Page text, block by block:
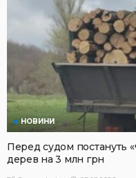
НОВИНИ
Перед судом постануть
дерев на 3 млн грн